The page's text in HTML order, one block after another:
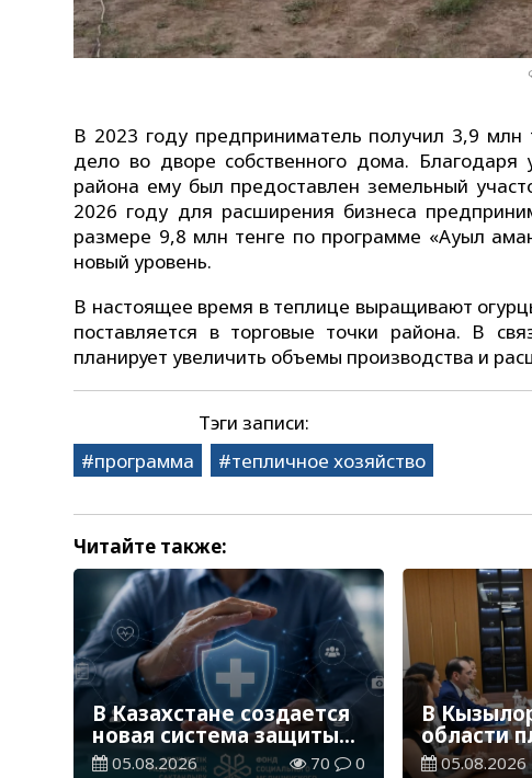
В 2023 году предприниматель получил 3,9
дело во дворе собственного дома.
района ему был предоставлен земельный
2026 году для расширения бизнеса
размере 9,8 млн тенге по программе «Ауыл
новый уровень.
В настоящее время в теплице выращивают
поставляется в торговые точки района. В
планирует увеличить объемы производства и
Тэги записи:
программа
тепличное хозяйство
Читайте также:
В Казахстане создается
новая система защиты
средств ОСМС от
05.08.2026 70 0
В
области
05.08.2026